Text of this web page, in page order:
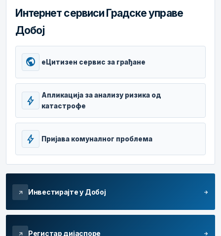
Интернет сервиси Градске управе
Добој
public еЦитизен сервис за грађане
bolt
Апликација за анализу ризика од
катастрофе
bolt Пријава комуналног проблема
arrow_outward Инвестирајте у Добој arrow_forward
arrow_outward Регистар дијаспоре arrow_forward